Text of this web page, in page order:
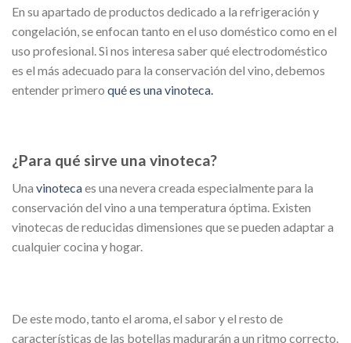
En su apartado de productos dedicado a la refrigeración y
congelación, se enfocan tanto en el uso doméstico como en el
uso profesional. Si nos interesa saber qué electrodoméstico
es el más adecuado para la conservación del vino, debemos
entender primero qué es una vinoteca.
¿Para qué sirve una vinoteca?
Una vinotecaes una nevera creada especialmente para la
conservación del vino a una temperatura óptima. Existen
vinotecas de reducidas dimensiones que se pueden adaptar a
cualquier cocina y hogar.
De este modo, tanto el aroma, el sabor y el resto de
características de las botellas madurarán a un ritmo correcto.